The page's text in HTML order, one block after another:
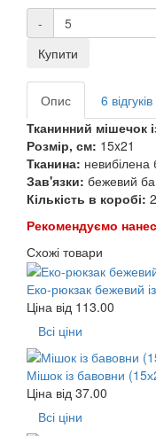
-
Купити
Опис
6 відгуків
Тканинний мішечок
Розмір, см: 15x21
Тканина: невибілена
Зав'язки: бежевий
Кількість в коробі:
Рекомендуємо
Схожі товари
Еко-рюкзак бежевий
Ціна від 113.00
Всі ціни
Мішок із бавовни
Ціна від 37.00
Всі ціни